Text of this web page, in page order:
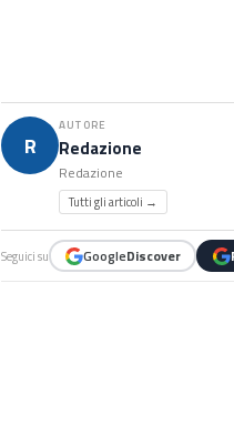
R
AUTORE
Redazione
Redazione
Tutti gli articoli →
Seguici su GoogleDiscover